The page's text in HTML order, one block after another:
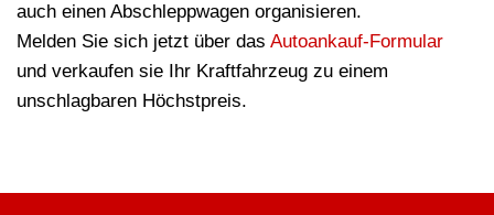
auch einen Abschleppwagen organisieren.
Melden Sie sich jetzt über das Autoankauf-Formular
und verkaufen sie Ihr Kraftfahrzeug zu einem
unschlagbaren Höchstpreis.